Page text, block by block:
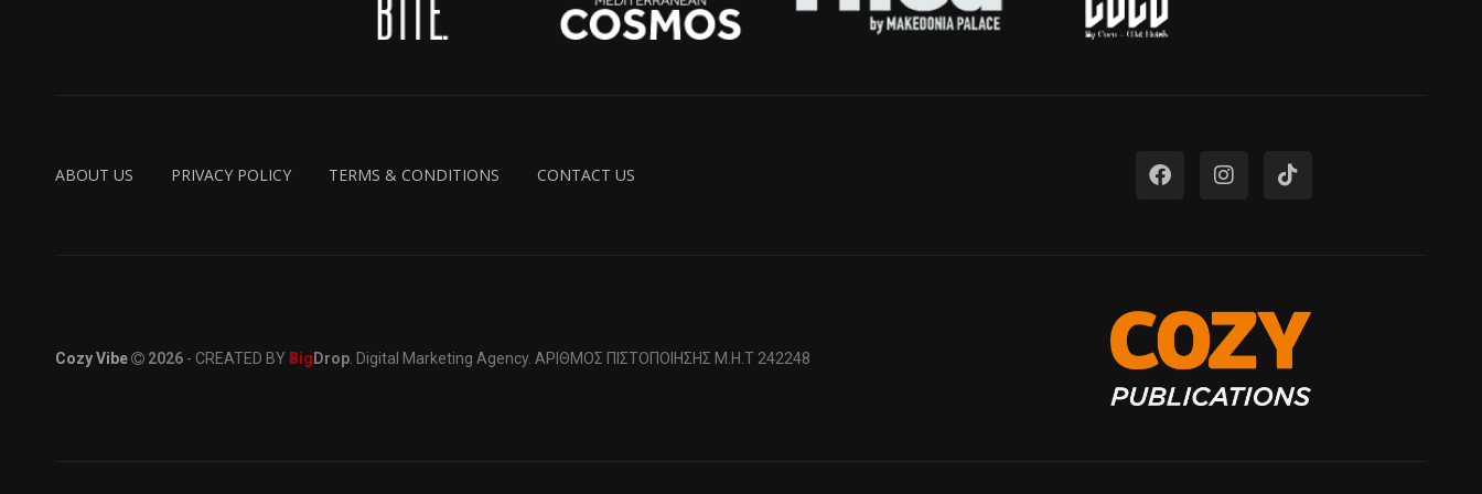
ABOUT US PRIVACY POLICY TERMS & CONDITIONS CONTACT US
Cozy Vibe 2026 - CREATED BY Big Drop . Digital Marketing Agency. ΑΡΙΘΜΟΣ ΠΙΣΤΟΠΟΙΗΣΗΣ Μ.Η.Τ 242248